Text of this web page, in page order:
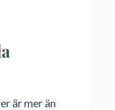
är mer än